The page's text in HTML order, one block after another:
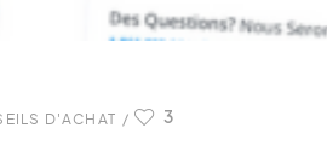
D'ACHAT / 3